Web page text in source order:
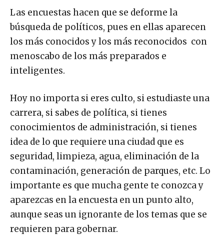
Las encuestas hacen que se deforme la
búsqueda de políticos, pues en ellas aparecen
los más conocidos y los más reconocidos con
menoscabo de los más preparados e
inteligentes.
Hoy no importa si eres culto, si estudiaste una
carrera, si sabes de política, si tienes
conocimientos de administración, si tienes
idea de lo que requiere una ciudad que es
seguridad, limpieza, agua, eliminación de la
contaminación, generación de parques, etc. Lo
importante es que mucha gente te conozca y
aparezcas en la encuesta en un punto alto,
aunque seas un ignorante de los temas que se
requieren para gobernar.